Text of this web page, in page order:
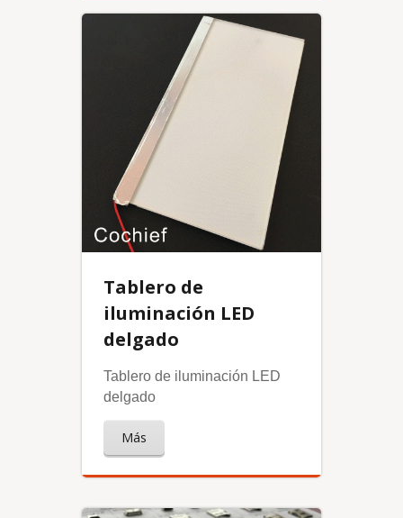
Tablero de
iluminación LED
delgado
Tablero de iluminación LED
delgado
Más